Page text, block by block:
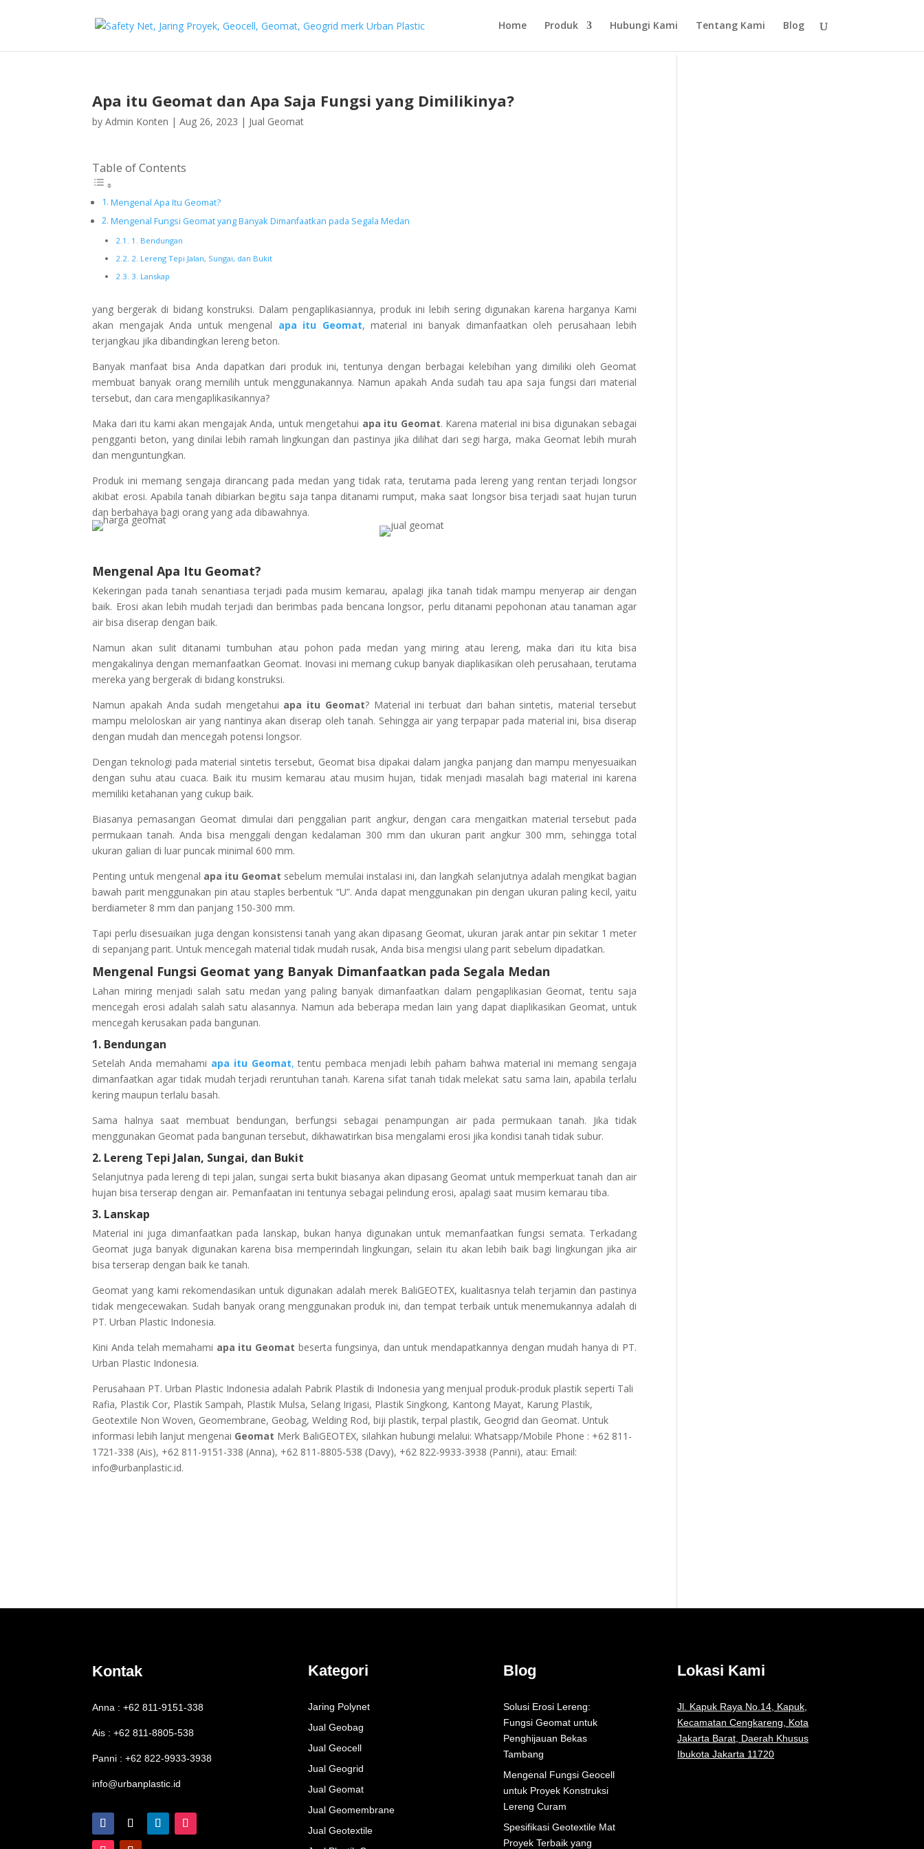
Home Produk Hubungi Kami Tentang Kami Blog
Apa itu Geomat dan Apa Saja Fungsi yang Dimilikinya?
byAdmin Konten |Aug 26, 2023 | Jual Geomat
Table of Contents
Mengenal Apa Itu Geomat?
Mengenal Fungsi Geomat yang Banyak Dimanfaatkan pada Segala Medan
1. Bendungan
2. Lereng Tepi Jalan, Sungai, dan Bukit
3. Lanskap
yang bergerak di bidang konstruksi. Dalam pengaplikasiannya, produk ini lebih sering digunakan karena harganya Kami
akan mengajak Anda untuk mengenal apa itu Geomat, material ini banyak dimanfaatkan oleh perusahaan lebih
terjangkau jika dibandingkan lereng beton.
Banyak manfaat bisa Anda dapatkan dari produk ini, tentunya dengan berbagai kelebihan yang dimiliki oleh Geomat
membuat banyak orang memilih untuk menggunakannya. Namun apakah Anda sudah tau apa saja fungsi dari material
tersebut, dan cara mengaplikasikannya?
Maka dari itu kami akan mengajak Anda, untuk mengetahui apa itu Geomat. Karena material ini bisa digunakan sebagai
pengganti beton, yang dinilai lebih ramah lingkungan dan pastinya jika dilihat dari segi harga, maka Geomat lebih murah
dan menguntungkan.
Produk ini memang sengaja dirancang pada medan yang tidak rata, terutama pada lereng yang rentan terjadi longsor
akibat erosi. Apabila tanah dibiarkan begitu saja tanpa ditanami rumput, maka saat longsor bisa terjadi saat hujan turun
dan berbahaya bagi orang yang ada dibawahnya.
Mengenal Apa Itu Geomat?
Kekeringan pada tanah senantiasa terjadi pada musim kemarau, apalagi jika tanah tidak mampu menyerap air dengan
baik. Erosi akan lebih mudah terjadi dan berimbas pada bencana longsor, perlu ditanami pepohonan atau tanaman agar
air bisa diserap dengan baik.
Namun akan sulit ditanami tumbuhan atau pohon pada medan yang miring atau lereng, maka dari itu kita bisa
mengakalinya dengan memanfaatkan Geomat. Inovasi ini memang cukup banyak diaplikasikan oleh perusahaan, terutama
mereka yang bergerak di bidang konstruksi.
Namun apakah Anda sudah mengetahui apa itu Geomat? Material ini terbuat dari bahan sintetis, material tersebut
mampu meloloskan air yang nantinya akan diserap oleh tanah. Sehingga air yang terpapar pada material ini, bisa diserap
dengan mudah dan mencegah potensi longsor.
Dengan teknologi pada material sintetis tersebut, Geomat bisa dipakai dalam jangka panjang dan mampu menyesuaikan
dengan suhu atau cuaca. Baik itu musim kemarau atau musim hujan, tidak menjadi masalah bagi material ini karena
memiliki ketahanan yang cukup baik.
Biasanya pemasangan Geomat dimulai dari penggalian parit angkur, dengan cara mengaitkan material tersebut pada
permukaan tanah. Anda bisa menggali dengan kedalaman 300 mm dan ukuran parit angkur 300 mm, sehingga total
ukuran galian di luar puncak minimal 600 mm.
Penting untuk mengenal apa itu Geomat sebelum memulai instalasi ini, dan langkah selanjutnya adalah mengikat bagian
bawah parit menggunakan pin atau staples berbentuk “U”. Anda dapat menggunakan pin dengan ukuran paling kecil, yaitu
berdiameter 8 mm dan panjang 150-300 mm.
Tapi perlu disesuaikan juga dengan konsistensi tanah yang akan dipasang Geomat, ukuran jarak antar pin sekitar 1 meter
di sepanjang parit. Untuk mencegah material tidak mudah rusak, Anda bisa mengisi ulang parit sebelum dipadatkan.
Mengenal Fungsi Geomat yang Banyak Dimanfaatkan pada Segala Medan
Lahan miring menjadi salah satu medan yang paling banyak dimanfaatkan dalam pengaplikasian Geomat, tentu saja
mencegah erosi adalah salah satu alasannya. Namun ada beberapa medan lain yang dapat diaplikasikan Geomat, untuk
mencegah kerusakan pada bangunan.
1. Bendungan
Setelah Anda memahami apa itu Geomat, tentu pembaca menjadi lebih paham bahwa material ini memang sengaja
dimanfaatkan agar tidak mudah terjadi reruntuhan tanah. Karena sifat tanah tidak melekat satu sama lain, apabila terlalu
kering maupun terlalu basah.
Sama halnya saat membuat bendungan, berfungsi sebagai penampungan air pada permukaan tanah. Jika tidak
menggunakan Geomat pada bangunan tersebut, dikhawatirkan bisa mengalami erosi jika kondisi tanah tidak subur.
2. Lereng Tepi Jalan, Sungai, dan Bukit
Selanjutnya pada lereng di tepi jalan, sungai serta bukit biasanya akan dipasang Geomat untuk memperkuat tanah dan air
hujan bisa terserap dengan air. Pemanfaatan ini tentunya sebagai pelindung erosi, apalagi saat musim kemarau tiba.
3. Lanskap
Material ini juga dimanfaatkan pada lanskap, bukan hanya digunakan untuk memanfaatkan fungsi semata. Terkadang
Geomat juga banyak digunakan karena bisa memperindah lingkungan, selain itu akan lebih baik bagi lingkungan jika air
bisa terserap dengan baik ke tanah.
Geomat yang kami rekomendasikan untuk digunakan adalah merek BaliGEOTEX, kualitasnya telah terjamin dan pastinya
tidak mengecewakan. Sudah banyak orang menggunakan produk ini, dan tempat terbaik untuk menemukannya adalah di
PT. Urban Plastic Indonesia.
Kini Anda telah memahami apa itu Geomat beserta fungsinya, dan untuk mendapatkannya dengan mudah hanya di PT.
Urban Plastic Indonesia.
Perusahaan PT. Urban Plastic Indonesia adalah Pabrik Plastik di Indonesia yang menjual produk-produk plastik seperti Tali
Rafia, Plastik Cor, Plastik Sampah, Plastik Mulsa, Selang Irigasi, Plastik Singkong, Kantong Mayat, Karung Plastik,
Geotextile Non Woven, Geomembrane, Geobag, Welding Rod, biji plastik, terpal plastik, Geogrid dan Geomat. Untuk
informasi lebih lanjut mengenai Geomat Merk BaliGEOTEX, silahkan hubungi melalui: Whatsapp/Mobile Phone : +62 811-
1721-338 (Ais), +62 811-9151-338 (Anna), +62 811-8805-538 (Davy), +62 822-9933-3938 (Panni), atau: Email:
info@urbanplastic.id.
Kontak
Anna : +62 811-9151-338
Ais : +62 811-8805-538
Panni : +62 822-9933-3938
info@urbanplastic.id
Kategori
Jaring Polynet
Jual Geobag
Jual Geocell
Jual Geogrid
Jual Geomat
Jual Geomembrane
Jual Geotextile
Blog
Solusi Erosi Lereng:
Fungsi Geomat untuk
Penghijauan Bekas
Tambang
Mengenal Fungsi Geocell
untuk Proyek Konstruksi
Lereng Curam
Spesifikasi Geotextile Mat
Proyek Terbaik yang
Lokasi Kami
Jl. Kapuk Raya No.14, Kapuk,
Kecamatan Cengkareng, Kota
Jakarta Barat, Daerah Khusus
Ibukota Jakarta 11720